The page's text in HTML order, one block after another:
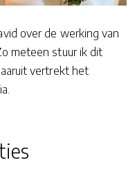
over de werking van
meteen stuur ik dit
vertrekt het